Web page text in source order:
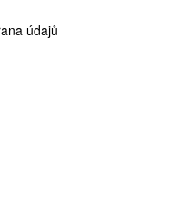
údajů